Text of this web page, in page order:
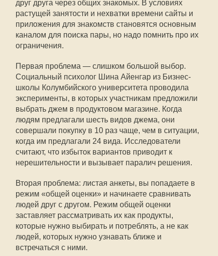
друг друга через общих знакомых. В условиях
растущей занятости и нехватки времени сайты и
приложения для знакомств становятся основным
каналом для поиска пары, но надо помнить про их
ограничения.
Первая проблема — слишком большой выбор.
Социальный психолог Шина Айенгар из Бизнес-
школы Колумбийского университета проводила
эксперименты, в которых участникам предложили
выбрать джем в продуктовом магазине. Когда
людям предлагали шесть видов джема, они
совершали покупку в 10 раз чаще, чем в ситуации,
когда им предлагали 24 вида. Исследователи
считают, что избыток вариантов приводит к
нерешительности и вызывает паралич решения.
Вторая проблема: листая анкеты, вы попадаете в
режим «общей оценки» и начинаете сравнивать
людей друг с другом. Режим общей оценки
заставляет рассматривать их как продукты,
которые нужно выбирать и потреблять, а не как
людей, которых нужно узнавать ближе и
встречаться с ними.